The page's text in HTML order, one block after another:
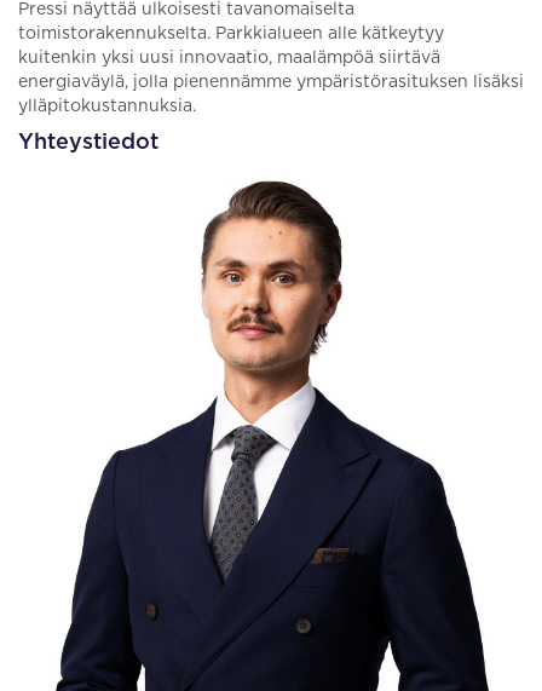
Pressi näyttää ulkoisesti tavanomaiselta
toimistorakennukselta. Parkkialueen alle kätkeytyy
kuitenkin yksi uusi innovaatio, maalämpöä siirtävä
energiaväylä, jolla pienennämme ympäristörasituksen lisäksi
ylläpitokustannuksia.
Yhteystiedot